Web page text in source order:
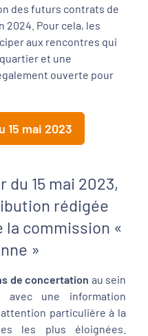
des futurs contrats de
2024. Pour cela, les
aux rencontres qui
et une
ouverte pour
15 mai 2023
du 15 mai 2023,
rédigée
la commission «
»
de concertation au sein
avec une information
particulière à la
les plus éloignées.